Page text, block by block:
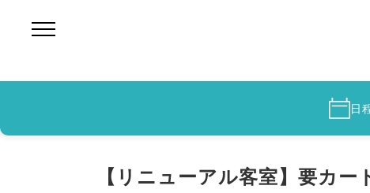
日
【リニューアル客室】要カ